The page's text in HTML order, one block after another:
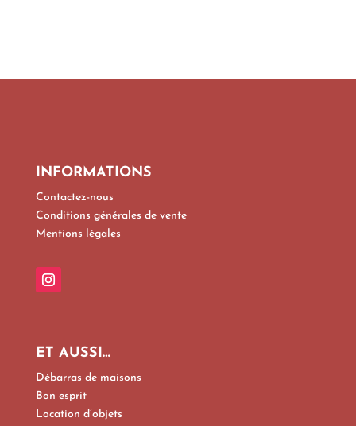
INFORMATIONS
Contactez-nous
Conditions générales de vente
Mentions légales
ET AUSSI…
Débarras de maisons
Bon esprit
Location d’objets